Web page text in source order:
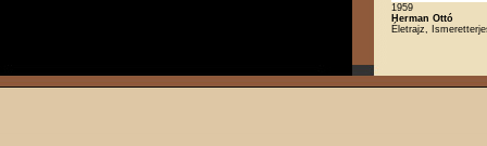
1959
Herman Ottó
Életrajz,